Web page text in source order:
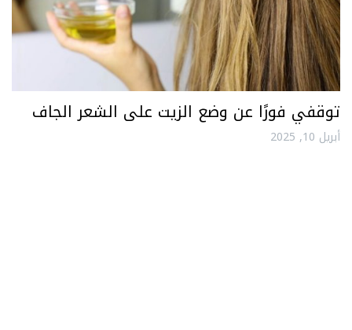
توقفي فورًا عن وضع الزيت على الشعر الجاف
أبريل 10, 2025